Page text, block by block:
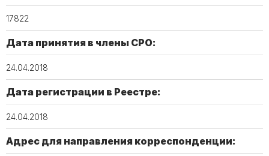
17822
Дата принятия в члены СРО:
24.04.2018
Дата регистрации в Реестре:
24.04.2018
Адрес для направления корреспонденции: